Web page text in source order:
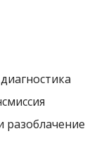
разоблачение